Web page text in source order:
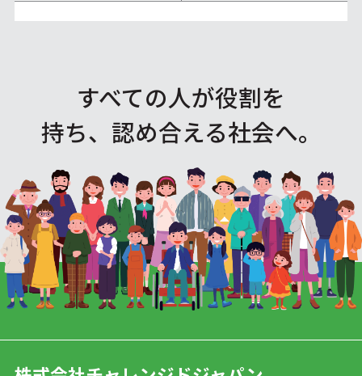
すべての人が役割を
持ち、認め合える社会へ。